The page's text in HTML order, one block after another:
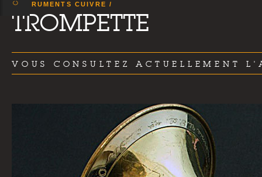
INSTRUMENTS CUIVRE
TROMPETTE
VOUS CONSULTEZ ACTUELLEMENT